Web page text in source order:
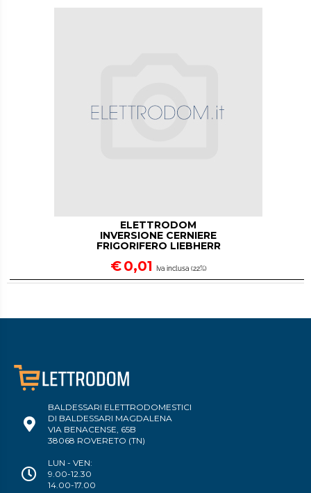
ELETTRODOM
INVERSIONE CERNIERE
FRIGORIFERO LIEBHERR
€0,01 Iva inclusa (22%)
BALDESSARI ELETTRODOMESTICI
DI BALDESSARI MAGDALENA
VIA BENACENSE, 65B
38068 ROVERETO (TN)
LUN - VEN:
9.00-12.30
14.00-17.00